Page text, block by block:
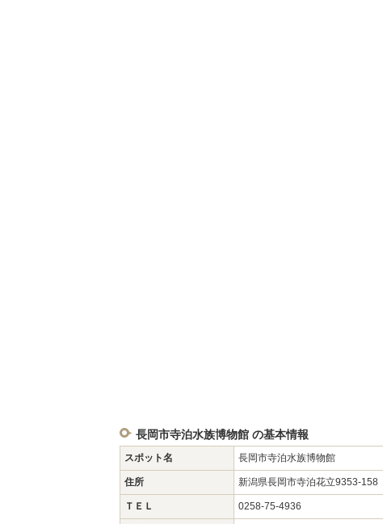
長岡市寺泊水族博物館 の基本情報
スポット名 長岡市寺泊水族博物館
住所 新潟県長岡市寺泊花立9353-158
ＴＥＬ 0258-75-4936